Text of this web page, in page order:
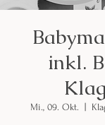
inkl.
Mi., 09. Okt.